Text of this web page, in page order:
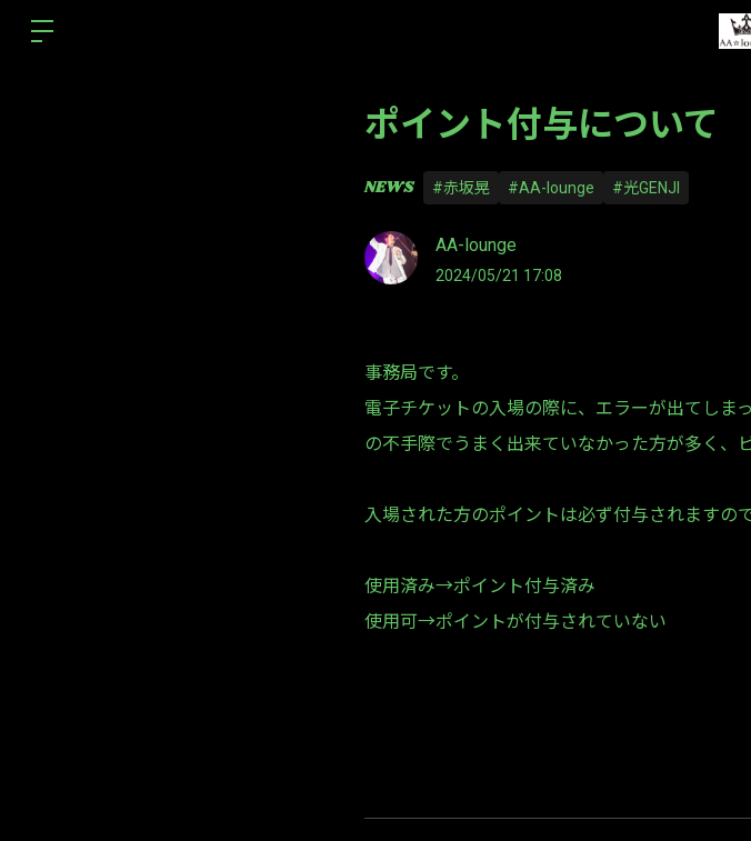
ポイント付与について
NEWS #赤坂晃 #AA-lounge #光GENJI
AA-lounge
2024/05/21 17:08
事務局です。
電子チケットの入場の際に、エラーが出てしま
の不手際でうまく出来ていなかった方が多く、
入場された方のポイントは必ず付与されますの
使用済み→ポイント付与済み
使用可→ポイントが付与されていない